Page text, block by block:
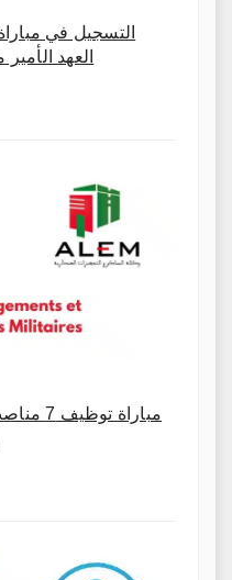
التسجيل في
العهد الأمير
مباراة